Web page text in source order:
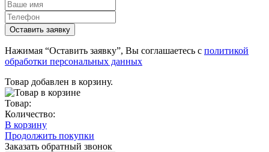
Нажимая “Оставить заявку”, Вы соглашаетесь с политикой
обработки персональных данных
Товар добавлен в корзину.
Товар:
Количество:
В корзину
Продолжить покупки
Заказать обратный звонок